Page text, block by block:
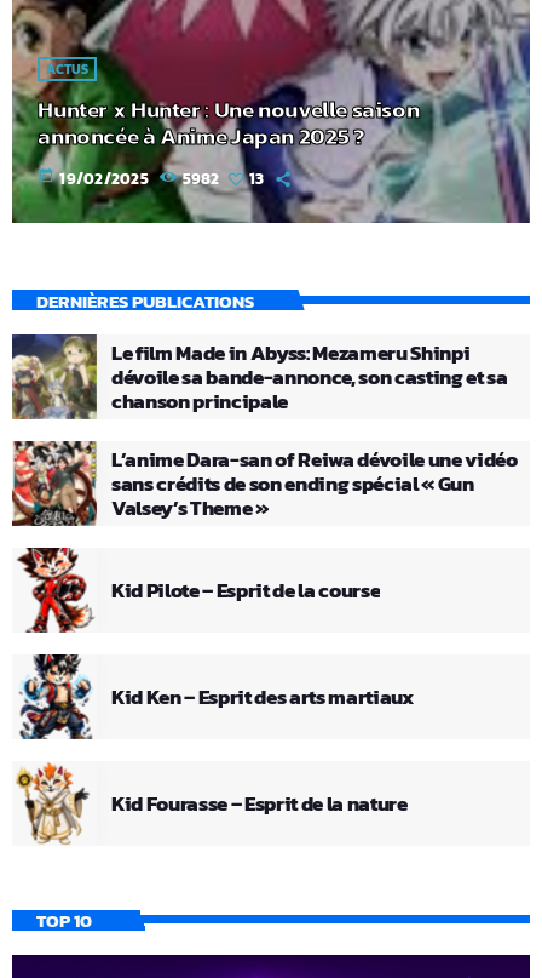
ACTUS
Hunter x Hunter : Une nouvelle saison
annoncée à Anime Japan 2025 ?
today 19/02/2025 5982 13
DERNIÈRES PUBLICATIONS
Le film Made in Abyss: Mezameru Shinpi
dévoile sa bande-annonce, son casting et sa
chanson principale
L’anime Dara-san of Reiwa dévoile une vidéo
sans crédits de son ending spécial « Gun
Valsey’s Theme »
Kid Pilote – Esprit de la course
Kid Ken – Esprit des arts martiaux
Kid Fourasse – Esprit de la nature
TOP 10